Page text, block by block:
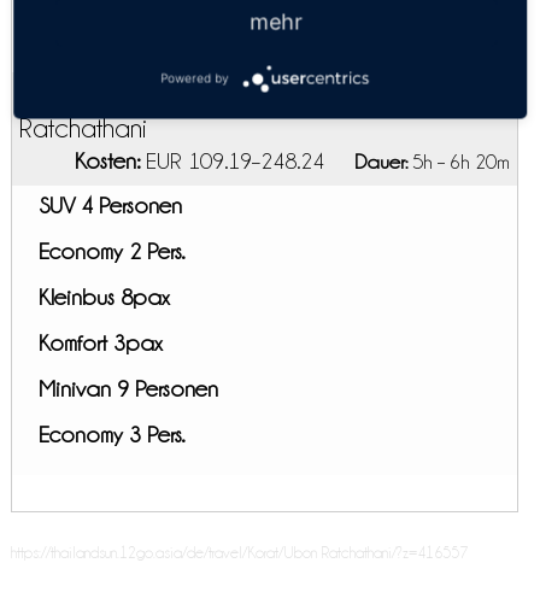
Privattransfer Nakhon Ratchasima - Ubon
Ratchathani
Kosten:EUR 109.19–248.24 Dauer:5h – 6h 20m
SUV 4 Personen
Economy 2 Pers.
Kleinbus 8pax
Komfort 3pax
Minivan 9 Personen
Economy 3 Pers.
https://thailandsun.12go.asia/de/travel/Korat/Ubon Ratchathani/?z=416557
mehr
Powered by